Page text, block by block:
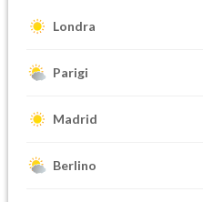
Londra
Parigi
Madrid
Berlino